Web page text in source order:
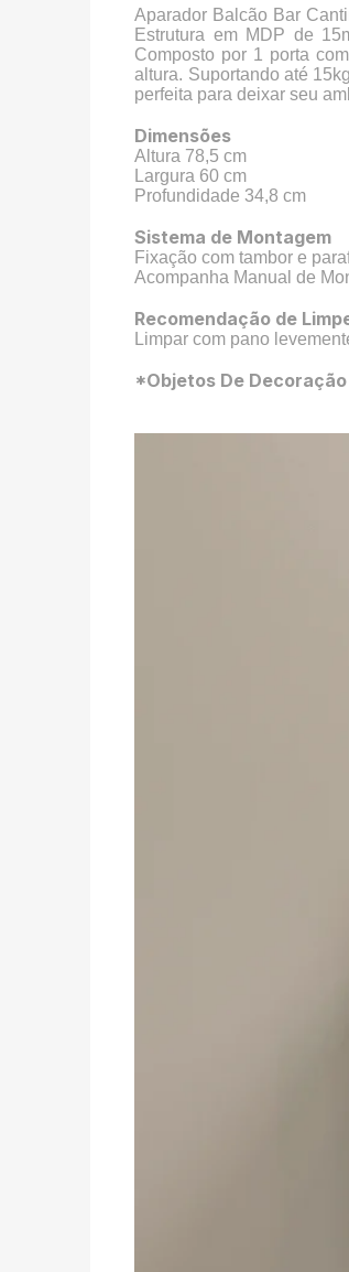
Aparador Balcão Bar
Estrutura em MDP de
Composto por 1 porta
altura. Suportando até
perfeita para deixar seu
Dimensões
Altura 78,5 cm
Largura 60 cm
Profundidade 34,8 cm
Sistema de Montagem
Fixação com tambor e
Acompanha Manual de
Recomendação de
Limpar com pano
*Objetos De